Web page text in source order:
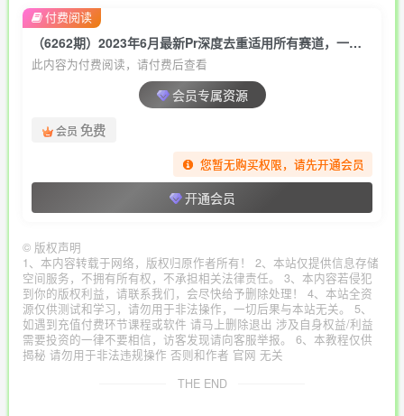
（6262期）2023年6月最新Pr深度去重适用所有赛道，一套适合所有赛道的Pr去重方法
此内容为付费阅读，请付费后查看
会员专属资源
会员 免费
您暂无购买权限，请先开通会员
开通会员
付费阅读
© 版权声明
1、本内容转载于网络，版权归原作者所有！ 2、本站仅提供信息存储
空间服务，不拥有所有权，不承担相关法律责任。 3、本内容若侵犯
到你的版权利益，请联系我们，会尽快给予删除处理！ 4、本站全资
源仅供测试和学习，请勿用于非法操作，一切后果与本站无关。 5、
如遇到充值付费环节课程或软件 请马上删除退出 涉及自身权益/利益
需要投资的一律不要相信，访客发现请向客服举报。 6、本教程仅供
揭秘 请勿用于非法违规操作 否则和作者 官网 无关
THE END